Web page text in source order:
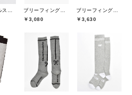
￥3,080
￥3,630